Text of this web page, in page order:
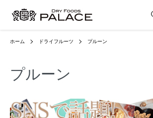
ホーム ドライフルーツ プルーン
プルーン